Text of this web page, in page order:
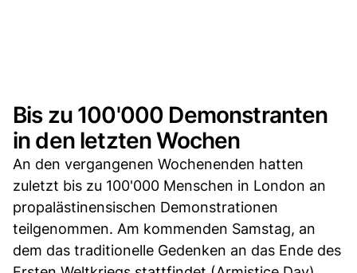
Bis zu 100'000 Demonstranten
in den letzten Wochen
An den vergangenen Wochenenden hatten
zuletzt bis zu 100'000 Menschen in London an
propalästinensischen Demonstrationen
teilgenommen. Am kommenden Samstag, an
dem das traditionelle Gedenken an das Ende des